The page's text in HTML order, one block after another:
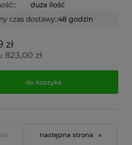
duża ilość
czas dostawy::48 godzin
zł
823,00 zł
do koszyka
»